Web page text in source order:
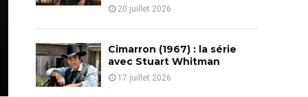
20 juillet 2026
Cimarron (1967) : la série
avec Stuart Whitman
17 juillet 2026